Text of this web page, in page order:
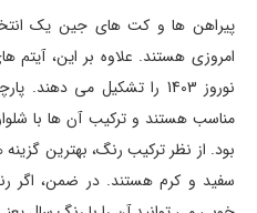
پیراهن ها و کت های جین یک
امروزی هستند. علاوه بر این،
نوروز 1403 را تشکیل می
مناسب هستند و ترکیب آن ها با
بود. از نظر ترکیب رنگ، بهترین
سفید و کرم هستند. در ضمن، اگر